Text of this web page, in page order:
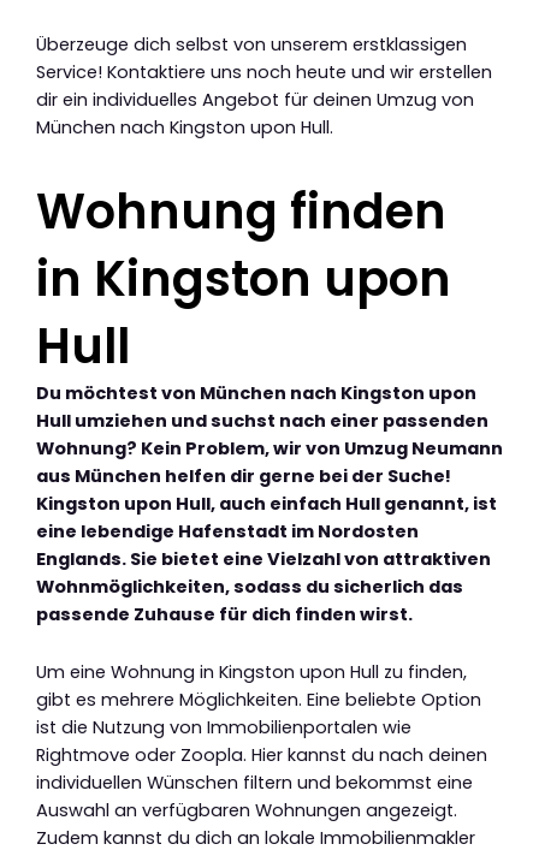
Überzeuge dich selbst von unserem erstklassigen
Service! Kontaktiere uns noch heute und wir erstellen
dir ein individuelles Angebot für deinen Umzug von
München nach Kingston upon Hull.
Wohnung finden
in Kingston upon
Hull
Du möchtest von München nach Kingston upon
Hull umziehen und suchst nach einer passenden
Wohnung? Kein Problem, wir von Umzug Neumann
aus München helfen dir gerne bei der Suche!
Kingston upon Hull, auch einfach Hull genannt, ist
eine lebendige Hafenstadt im Nordosten
Englands. Sie bietet eine Vielzahl von attraktiven
Wohnmöglichkeiten, sodass du sicherlich das
passende Zuhause für dich finden wirst.
Um eine Wohnung in Kingston upon Hull zu finden,
gibt es mehrere Möglichkeiten. Eine beliebte Option
ist die Nutzung von Immobilienportalen wie
Rightmove oder Zoopla. Hier kannst du nach deinen
individuellen Wünschen filtern und bekommst eine
Auswahl an verfügbaren Wohnungen angezeigt.
Zudem kannst du dich an lokale Immobilienmakler